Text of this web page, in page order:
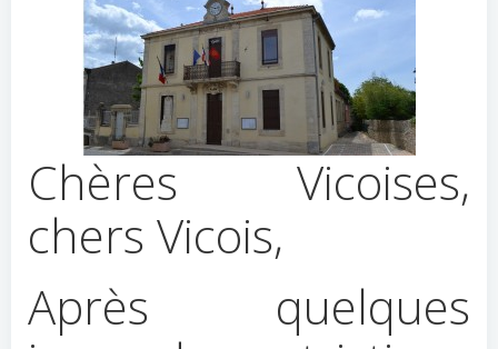
Chères Vicoises,
chers Vicois,
Après quelques